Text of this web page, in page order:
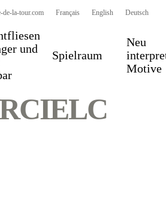
de-la-tour.com Français English Deutsch
und
Spielraum
Neu
Motive